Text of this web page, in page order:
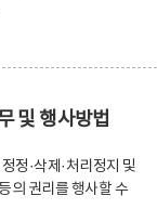
및 행사방법
정·삭제·처리정지 및
의 권리를 행사할 수